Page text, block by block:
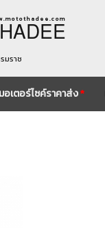
. m o t o t h a d e e . c o m
มราช
อเตอร์ไซค์ราคาส่ง*